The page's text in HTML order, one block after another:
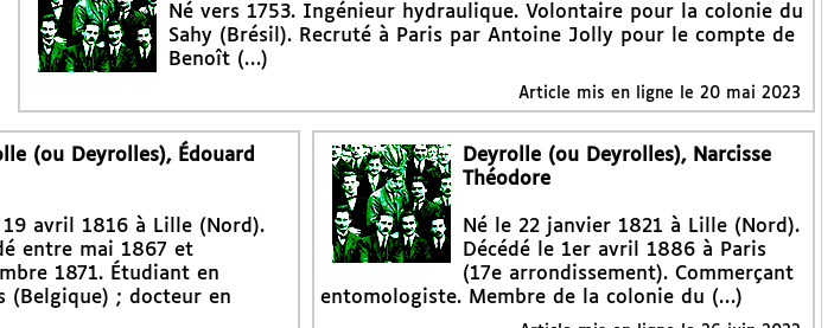
Né vers 1753. Ingénieur hydraulique. Volontaire pour la colonie du
Sahy (Brésil). Recruté à Paris par Antoine Jolly pour le compte de
Benoît (…)
Article mis en ligne le 20 mai 2023
(ou Deyrolles), Édouard
19 avril 1816 à Lille (Nord).
entre mai 1867 et
1871. Étudiant en
(Belgique) ; docteur en
Deyrolle (ou Deyrolles), Narcisse
Théodore
Né le 22 janvier 1821 à Lille (Nord).
Décédé le 1er avril 1886 à Paris
(17e arrondissement). Commerçant
entomologiste. Membre de la colonie du (…)